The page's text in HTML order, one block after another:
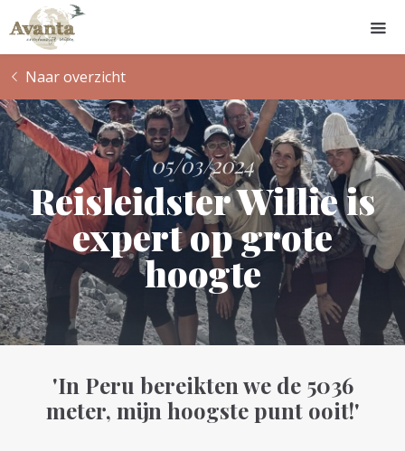
05/03/2024
Reisleidster Willie is
expert op grote
hoogte
Naar overzicht
'In Peru bereikten we de 5036
meter, mijn hoogste punt ooit!'